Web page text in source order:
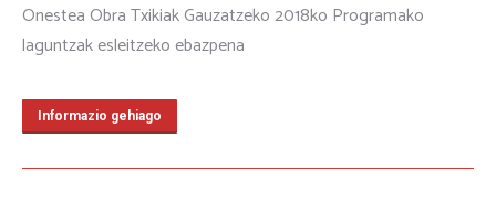
Onestea Obra Txikiak Gauzatzeko 2018ko Programako
laguntzak esleitzeko ebazpena
Informazio gehiago